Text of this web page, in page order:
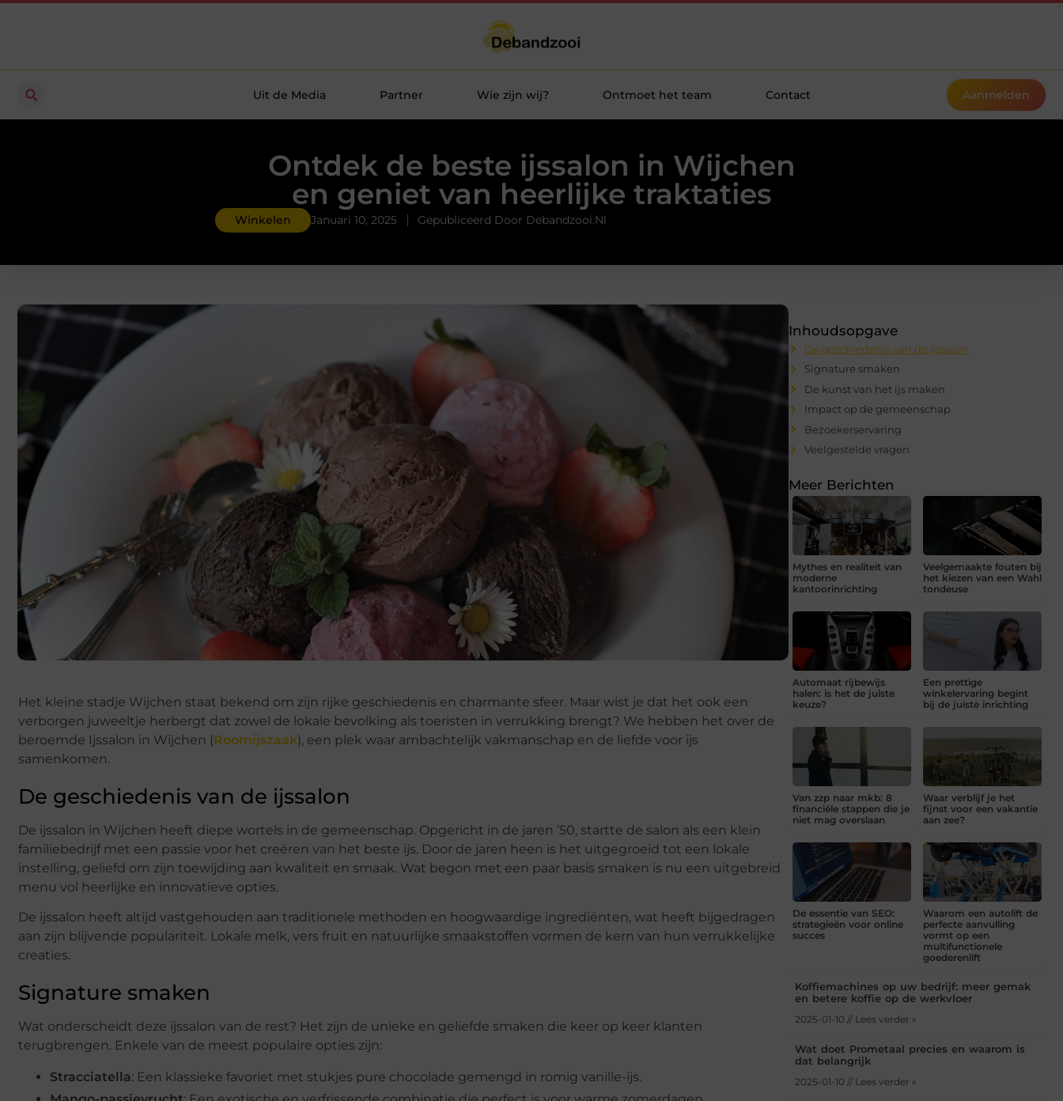
Uit de Media Partner Wie zijn wij? Ontmoet het team Contact Aanmelden
Ontdek de beste ijssalon in Wijchen
en geniet van heerlijke traktaties
Winkelen Januari 10, 2025 Gepubliceerd Door Debandzooi.nl
Het kleine stadje Wijchen staat bekend om zijn rijke geschiedenis en charmante sfeer. Maar wist je dat het ook een
verborgen juweeltje herbergt dat zowel de lokale bevolking als toeristen in verrukking brengt? We hebben het over de
beroemde Ijssalon in Wijchen (Roomijszaak), een plek waar ambachtelijk vakmanschap en de liefde voor ijs
samenkomen.
De geschiedenis van de ijssalon
De ijssalon in Wijchen heeft diepe wortels in de gemeenschap. Opgericht in de jaren ’50, startte de salon als een klein
familiebedrijf met een passie voor het creëren van het beste ijs. Door de jaren heen is het uitgegroeid tot een lokale
instelling, geliefd om zijn toewijding aan kwaliteit en smaak. Wat begon met een paar basis smaken is nu een uitgebreid
menu vol heerlijke en innovatieve opties.
De ijssalon heeft altijd vastgehouden aan traditionele methoden en hoogwaardige ingrediënten, wat heeft bijgedragen
aan zijn blijvende populariteit. Lokale melk, vers fruit en natuurlijke smaakstoffen vormen de kern van hun verrukkelijke
creaties.
Signature smaken
Wat onderscheidt deze ijssalon van de rest? Het zijn de unieke en geliefde smaken die keer op keer klanten
terugbrengen. Enkele van de meest populaire opties zijn:
Stracciatella: Een klassieke favoriet met stukjes pure chocolade gemengd in romig vanille-ijs.
Inhoudsopgave
De geschiedenis van de ijssalon
Signature smaken
De kunst van het ijs maken
Impact op de gemeenschap
Bezoekerservaring
Veelgestelde vragen
Meer Berichten
Mythes en realiteit van
moderne
kantoorinrichting
Veelgemaakte fouten bij
het kiezen van een Wahl
tondeuse
Automaat rijbewijs
halen: is het de juiste
keuze?
Een prettige
winkelervaring begint
bij de juiste inrichting
Van zzp naar mkb: 8
financiële stappen die je
niet mag overslaan
Waar verblijf je het
fijnst voor een vakantie
aan zee?
De essentie van SEO:
strategieën voor online
succes
Waarom een autolift de
perfecte aanvulling
vormt op een
multifunctionele
goederenlift
Koffiemachines op uw bedrijf: meer gemak
en betere koffie op de werkvloer
2025-01-10 // Lees verder »
Wat doet Prometaal precies en waarom is
dat belangrijk
2025-01-10 // Lees verder »